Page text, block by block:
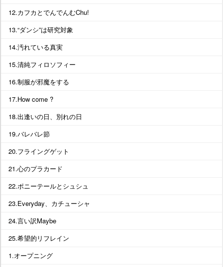
12.カフカとでんでんむChu!
13.“ダンシ”は研究対象
14.汚れている真実
15.清純フィロソフィー
16.制服が邪魔をする
17.How come ?
18.出逢いの日、別れの日
19.バレバレ節
20.フライングゲット
21.心のプラカード
22.ポニーテールとシュシュ
23.Everyday、カチューシャ
24.言い訳Maybe
25.希望的リフレイン
1.オープニング